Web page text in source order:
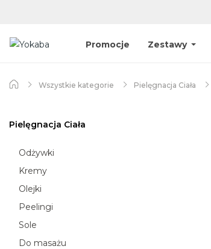
Promocje Zestawy
Wszystkie kategorie Pielęgnacja Ciała
Pielęgnacja Ciała
Odżywki
Kremy
Olejki
Peelingi
Sole
Do masażu